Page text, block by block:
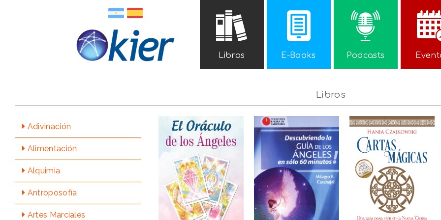
Libros E-Books Podcasts
Libros
Adivinación
Alimentación
Alquimia
Antroposofía
Artes Marciales